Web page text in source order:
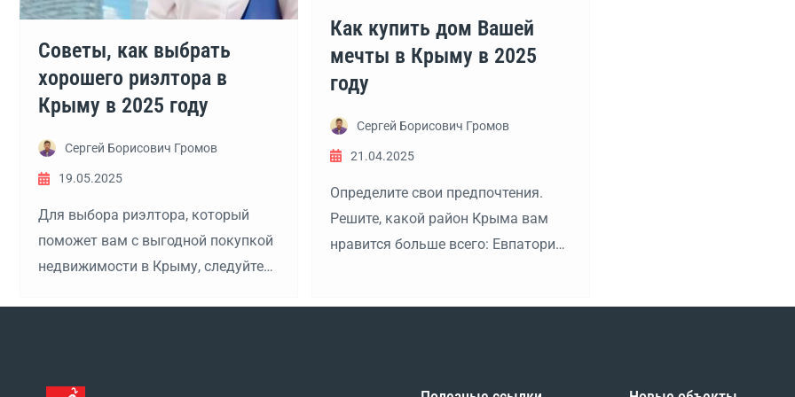
Советы, как выбрать
хорошего риэлтора в
Крыму в 2025 году
Сергей Борисович Громов
19.05.2025
Для выбора риэлтора, который
поможет вам с выгодной покупкой
недвижимости в Крыму, следуйте
Как купить дом Вашей
мечты в Крыму в 2025
году
Сергей Борисович Громов
21.04.2025
Определите свои предпочтения.
Решите, какой район Крыма вам
нравится больше всего: Евпатория,